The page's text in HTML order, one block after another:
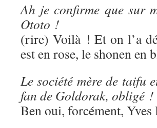
Ah je confirme que sur
Ototo !
(rire) Voilà ! Et on l’a
est en rose, le shonen en
Le société mère de taifu
fan de Goldorak, obligé !
Ben oui, forcément,